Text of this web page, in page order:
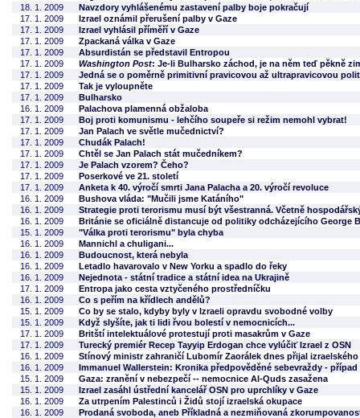
18. 1. 2009
Navzdory vyhlášenému zastavení palby boje pokračují
17. 1. 2009
Izrael oznámil přerušení palby v Gaze
17. 1. 2009
Izrael vyhlásil příměří v Gaze
17. 1. 2009
Zpackaná válka v Gaze
17. 1. 2009
Absurdistán se představil Entropou
17. 1. 2009
Washington Post: Je-li Bulharsko záchod, je na něm teď pěkně
17. 1. 2009
Jedná se o poměrně primitivní pravicovou až ultrapravicovou
17. 1. 2009
Tak je vyloupněte
17. 1. 2009
Bulharsko
16. 1. 2009
Palachova plamenná obžaloba
17. 1. 2009
Boj proti komunismu - lehčího soupeře si režim nemohl vybrat!
17. 1. 2009
Jan Palach ve světle mučednictví?
17. 1. 2009
Chudák Palach!
17. 1. 2009
Chtěl se Jan Palach stát mučedníkem?
17. 1. 2009
Je Palach vzorem? Čeho?
17. 1. 2009
Poserkové ve 21. století
17. 1. 2009
Anketa k 40. výročí smrti Jana Palacha a 20. výročí revoluce
16. 1. 2009
Bushova vláda: "Mučili jsme Katáního"
16. 1. 2009
Strategie proti terorismu musí být všestranná. Včetně
16. 1. 2009
Británie se oficiálně distancuje od politiky odcházejícího George
15. 1. 2009
"Válka proti terorismu" byla chyba
16. 1. 2009
Mannichl a chuligani...
16. 1. 2009
Budoucnost, která nebyla
16. 1. 2009
Letadlo havarovalo v New Yorku a spadlo do řeky
16. 1. 2009
Nejednota - státní tradice a státní idea na Ukrajině
17. 1. 2009
Entropa jako cesta vztyčeného prostředníčku
16. 1. 2009
Co s peřím na křídlech andělů?
15. 1. 2009
Co by se stalo, kdyby byly v Izraeli opravdu svobodné volby
15. 1. 2009
Když slyšíte, jak ti lidi řvou bolestí v nemocnicích...
17. 1. 2009
Britští intelektuálové protestují proti masakrům v Gaze
17. 1. 2009
Turecký premiér Recep Tayyip Erdogan chce vylúčiť Izrael z OSN
16. 1. 2009
Stínový ministr zahraničí Lubomír Zaorálek dnes přijal izraelského
16. 1. 2009
Immanuel Wallerstein: Kronika předpověděné sebevraždy - případ
15. 1. 2009
Gaza: zranění v nebezpečí -- nemocnice Al-Quds zasažena
15. 1. 2009
Izrael zasáhl ústřední kancelář OSN pro uprchlíky v Gaze
16. 1. 2009
Za utrpením Palestinců i Židů stojí izraelská okupace
16. 1. 2009
Prodaná svoboda, aneb Příkladná a nezmiňovaná